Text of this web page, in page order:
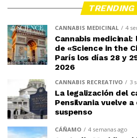
TRENDING
CANNABIS MEDICINAL 4
Cannabis
de «Science in the
París los días 28 y
2026
CANNABIS RECREATIVO 3
La legalización del
Pensilvania vuelve
suspenso
CÁÑAMO 4 semanas ago